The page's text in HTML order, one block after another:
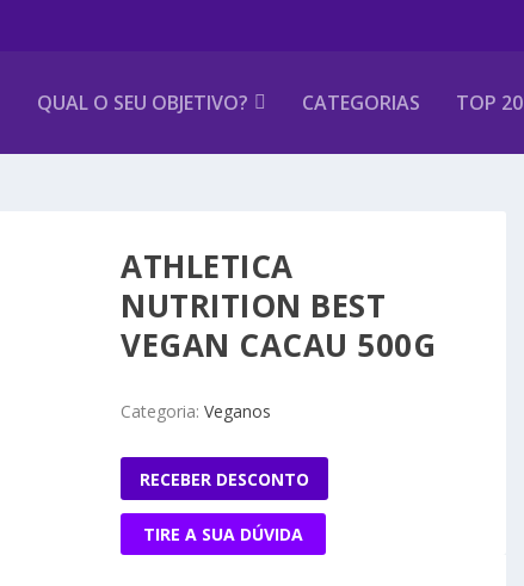
QUAL O SEU OBJETIVO? CATEGORIAS TOP 20
ATHLETICA
NUTRITION BEST
VEGAN CACAU 500G
Categoria:Veganos
RECEBER DESCONTO
TIRE A SUA DÚVIDA